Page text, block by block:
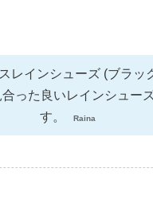
レインシューズ (ブラッ
った良いレインシュー
す。
Raina